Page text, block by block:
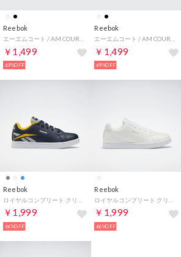
Reebok
￥1,499
69%OFF
Reebok
￥1,499
69%OFF
Reebok
￥1,999
66%OFF
Reebok
￥1,999
66%OFF